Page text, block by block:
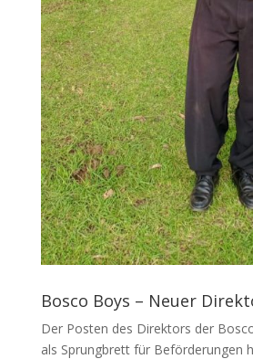
Bosco Boys – Neuer
Der Posten des Direktors der
als Sprungbrett für Beförderungen